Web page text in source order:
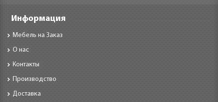
Информация
Мебель на Заказ
О нас
Контакты
Производство
Доставка